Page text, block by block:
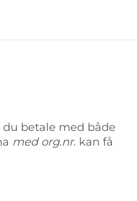
betale med både
med org.nr. kan få